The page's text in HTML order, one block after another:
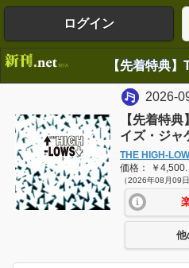
ログイン
2026-
【先着特
イズ・ジャ
THE HIGH-
価格： ￥
（2026年08月09
他